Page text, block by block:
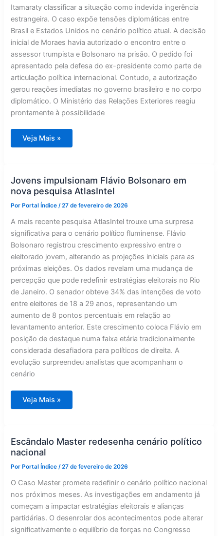
Itamaraty classificar a situação como indevida ingerência
estrangeira. O caso expõe tensões diplomáticas entre
Brasil e Estados Unidos no cenário político atual. A decisão
inicial de Moraes havia autorizado o encontro entre o
assessor trumpista e Bolsonaro na prisão. O pedido foi
apresentado pela defesa do ex-presidente como parte de
articulação política internacional. Contudo, a autorização
gerou reações imediatas no governo brasileiro e no corpo
diplomático. O Ministério das Relações Exteriores reagiu
prontamente à possibilidade
Moraes
barra
Trump
e
Bolsonaro
Veja Mais »
Jovens impulsionam Flávio Bolsonaro em
nova pesquisa AtlasIntel
PorPortal Índice/27 de fevereiro de 2026
A mais recente pesquisa AtlasIntel trouxe uma surpresa
significativa para o cenário político fluminense. Flávio
Bolsonaro registrou crescimento expressivo entre o
eleitorado jovem, alterando as projeções iniciais para as
próximas eleições. Os dados revelam uma mudança de
percepção que pode redefinir estratégias eleitorais no Rio
de Janeiro. O senador obteve 34% das intenções de voto
entre eleitores de 18 a 29 anos, representando um
aumento de 8 pontos percentuais em relação ao
levantamento anterior. Este crescimento coloca Flávio em
posição de destaque numa faixa etária tradicionalmente
considerada desafiadora para políticos de direita. A
evolução surpreendeu analistas que acompanham o
cenário
Jovens
impulsionam
pesquisa
AtlasIntel
Veja Mais »
Escândalo Master redesenha cenário político
nacional
Por Portal Índice/27 de fevereiro de 2026
O Caso Master promete redefinir o cenário político nacional
nos próximos meses. As investigações em andamento já
começam a impactar estratégias eleitorais e alianças
partidárias. O desenrolar dos acontecimentos pode alterar
significativamente o equilíbrio de forças no Congresso